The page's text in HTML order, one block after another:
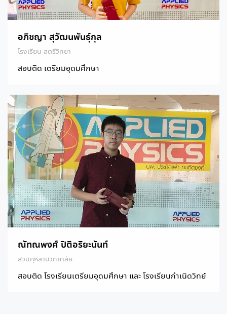
อภิชญา สุวัฒนพันธุ์กุล
โรงเรียน สตรีวิทยา
สอบติด เตรียมอุดมศึกษา
ณัทณพงศ์ ปิติอริยะนันท์
สวนกุหลาบวิทยาลัย
สอบติด โรงเรียนเตรียมอุดมศึกษา และ โรงเรียนกำเนิดวิทย์